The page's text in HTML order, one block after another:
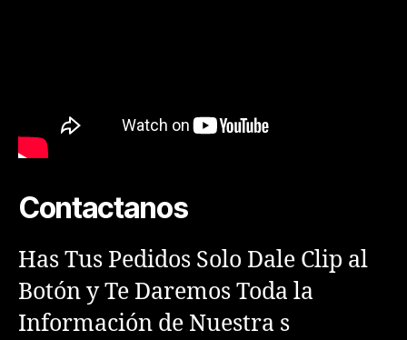
Contactanos
Has Tus Pedidos Solo Dale Clip al
Botón y Te Daremos Toda la
Información de Nuestra s